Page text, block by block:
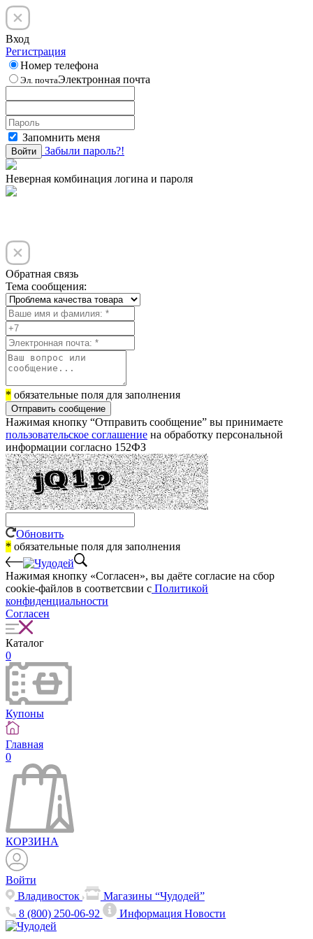
Вход
Регистрация
Номер телефона
Эл. почтаЭлектронная почта
Запомнить меня
Войти Забыли пароль?!
Неверная комбинация логина и пароля
Обратная связь
Тема сообщения:
* обязательные поля для заполнения
Отправить сообщение
Нажимая кнопку “Отправить сообщение” вы принимаете
пользовательское соглашение на обработку персональной
информации согласно 152ФЗ
Обновить
* обязательные поля для заполнения
Нажимая кнопку «Согласен», вы даёте cогласие на сбор
cookie-файлов в соответсвии с Политикой
конфиденциальности
Согласен
Каталог
0
Купоны
Главная
0
КОРЗИНА
Войти
Владивосток
Магазины “Чудодей”
8 (800) 250-06-92
ИнформацияНовости